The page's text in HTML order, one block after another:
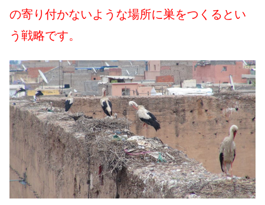
の寄り付かないような場所に巣をつくるとい
う戦略です。